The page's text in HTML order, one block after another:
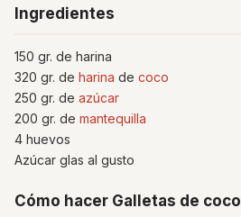
Ingredientes
150 gr. de harina
320 gr. de harina de coco
250 gr. de azúcar
200 gr. de mantequilla
4 huevos
Azúcar glas al gusto
Cómo hacer Galletas de coco